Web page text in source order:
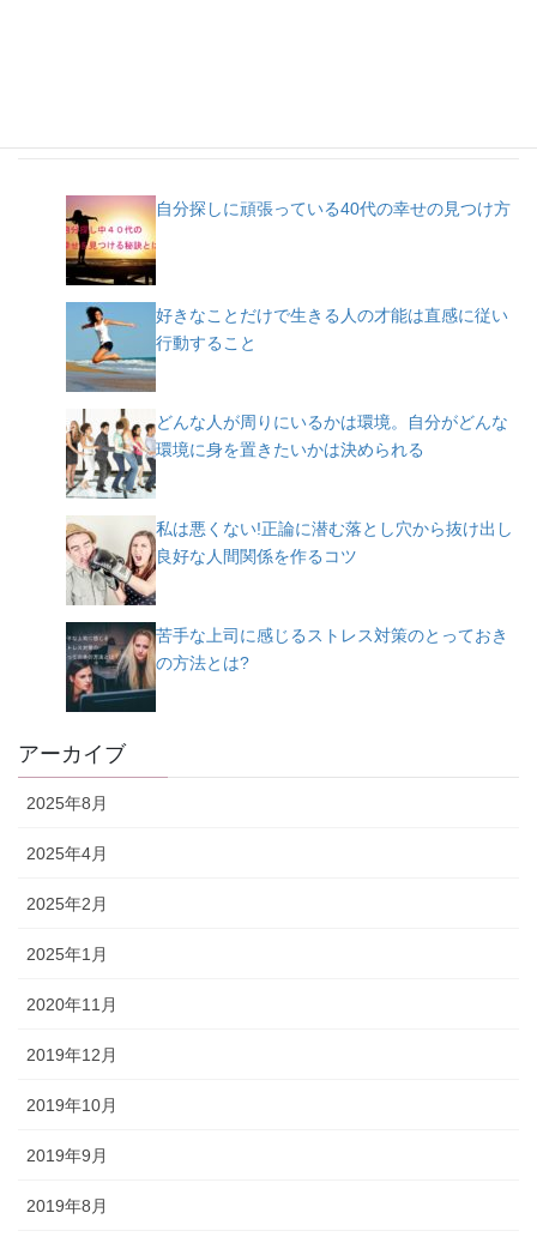
自分探しに頑張っている40代の幸せの見つけ方
好きなことだけで生きる人の才能は直感に従い
行動すること
どんな人が周りにいるかは環境。自分がどんな
環境に身を置きたいかは決められる
私は悪くない!正論に潜む落とし穴から抜け出し
良好な人間関係を作るコツ
苦手な上司に感じるストレス対策のとっておき
の方法とは?
アーカイブ
2025年8月
2025年4月
2025年2月
2025年1月
2020年11月
2019年12月
2019年10月
2019年9月
2019年8月